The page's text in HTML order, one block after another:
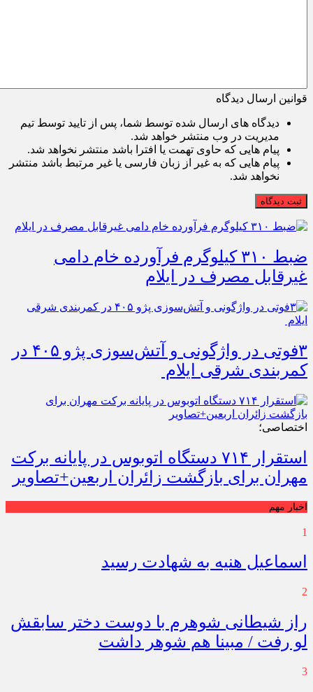
قوانین ارسال دیدگاه
دیدگاه های ارسال شده توسط شما، پس از تایید توسط تیم
مدیریت در وب منتشر خواهد شد.
پیام هایی که حاوی تهمت یا افترا باشد منتشر نخواهد شد.
پیام هایی که به غیر از زبان فارسی یا غیر مرتبط باشد منتشر
نخواهد شد.
ثبت دیدگاه
ضبط ۳۱۰ کیلوگرم فرآورده خام دامی
غیرقابل مصرف در ایلام
۳فوتی در واژگونی و آتش‌سوزی پژو ۴۰۵ در
کمربندی شرقی ایلام
اختصاصی؛
استقرار ۷۱۴ دستگاه اتوبوس در پایانه برکت
مهران برای بازگشت زائران اربعین+تصاویر
اخبار مهم
1
اسماعیل هنیه به شهادت رسید
2
راز شیطانی شوهرم با دوست دختر سابقش
لو رفت / مبینا هم شوهر داشت
3